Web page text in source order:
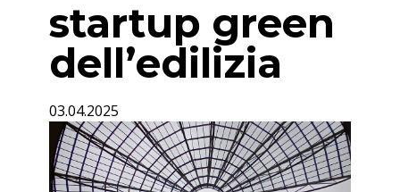
startup green
dell’edilizia
03.04.2025